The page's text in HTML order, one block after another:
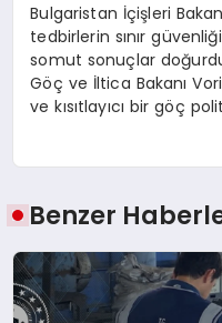
Bulgaristan İçişleri
tedbirlerin sınır
somut sonuçlar
Göç ve İltica Bakanı
ve kısıtlayıcı bir göç
Benzer